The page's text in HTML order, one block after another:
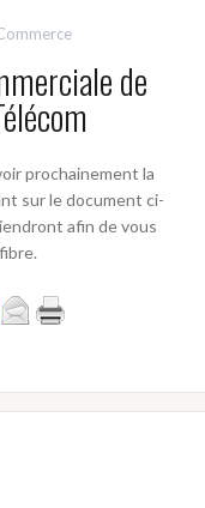
de
prochainement la
sur le document ci-
afin de vous